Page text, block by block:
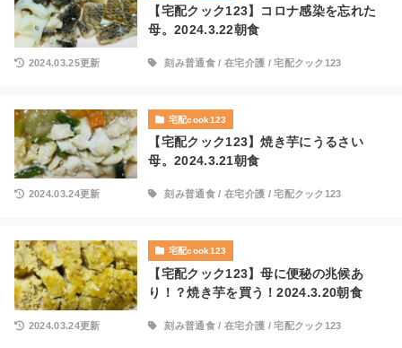
【宅配クック123】コロナ感染を忘れた
母。2024.3.22朝食
2024.03.25更新 刻み普通食/ 在宅介護 /宅配クック123
宅配cook123
【宅配クック123】焼き芋にうるさい
母。2024.3.21朝食
2024.03.24更新 刻み普通食/ 在宅介護 /宅配クック123
宅配cook123
【宅配クック123】母に便秘の兆候あ
り！？焼き芋を買う！2024.3.20朝食
2024.03.24更新 刻み普通食/ 在宅介護 /宅配クック123